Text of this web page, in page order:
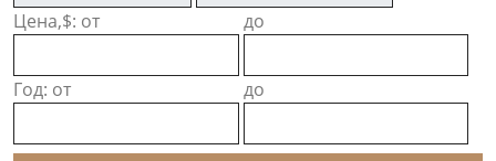
Цена,$: от до
Год: от до